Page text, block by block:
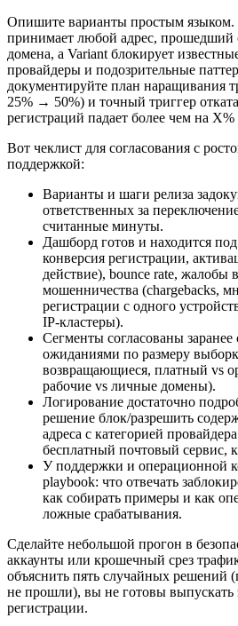
Опишите варианты простым
принимает любой адрес, прошедший
домена, а Variant блокирует
провайдеры и подозрительные
документируйте план наращивания
25% → 50%) и точный триггер
регистраций падает более чем на
Вот чеклист для согласования с
поддержкой:
Варианты и шаги релиза
ответственных за
считанные минуты.
Дашборд готов и находится
конверсия регистрации,
действие), bounce rate, жалобы
мошенничества (chargebacks,
регистрации с одного
IP‑кластеры).
Сегменты согласованы
ожиданиями по размеру
возвращающиеся, платный vs
рабочие vs личные домены).
Логирование достаточно
решение блок/разрешить
адреса с категорией
бесплатный почтовый сервис,
У поддержки и операционной
playbook: что отвечать
как собирать примеры и как
ложные срабатывания.
Сделайте небольшой прогон в
аккаунты или крошечный срез
объяснить пять случайных решений
не прошли), вы не готовы выпускать
регистрации.